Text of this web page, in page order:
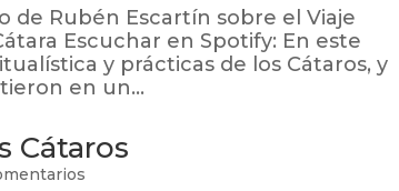
de Rubén Escartín sobre el Viaje
Escuchar en Spotify: En este
y prácticas de los Cátaros, y
en un...
Cátaros